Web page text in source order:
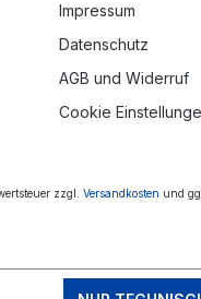
Impressum
Datenschutz
AGB und Widerruf
Cookie
zzgl. Versandkosten und